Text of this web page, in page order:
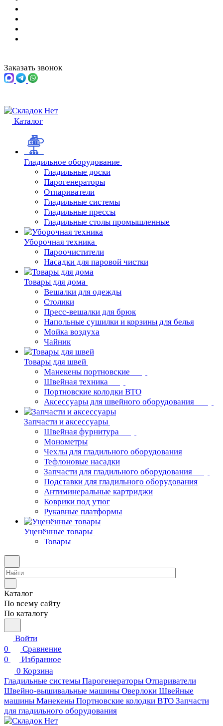
Заказать звонок
Каталог
Гладильное оборудование
Гладильные доски
Парогенераторы
Отпариватели
Гладильные системы
Гладильные прессы
Гладильные столы промышленные
Уборочная техника
Пароочистители
Насадки для паровой чистки
Товары для дома
Вешалки для одежды
Столики
Пресс-вешалки для брюк
Напольные сушилки и корзины для белья
Мойка воздуха
Чайник
Товары для швей
Манекены портновские
Швейная техника
Портновские колодки ВТО
Аксессуары для швейного оборудования
Запчасти и аксессуары
Швейная фурнитура
Монометры
Чехлы для гладильного оборудования
Тефлоновые насадки
Запчасти для гладильного оборудования
Подставки для гладильного оборудования
Антиминеральные картриджи
Коврики под утюг
Рукавные платформы
Уценённые товары
Товары
Каталог
По всему сайту
По каталогу
Войти
0
Сравнение
0
Избранное
0 Корзина
Гладильные системы Парогенераторы Отпариватели
Швейно-вышивальные машины Оверлоки Швейные
машины Манекены Портновские колодки ВТО Запчасти
для гладильного оборудования